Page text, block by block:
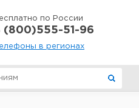
по России
(800)555-51-96
в регионах